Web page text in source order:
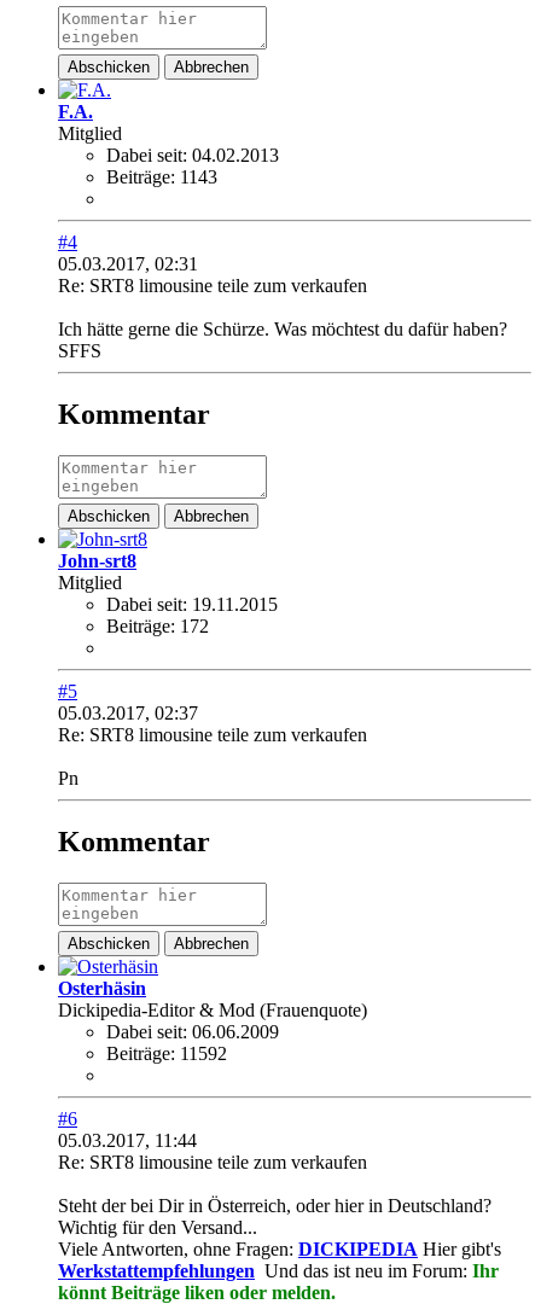
Abschicken Abbrechen
F.A.
Mitglied
Dabei seit: 04.02.2013
Beiträge: 1143
#4
05.03.2017, 02:31
Re: SRT8 limousine teile zum verkaufen
Ich hätte gerne die Schürze. Was möchtest du dafür haben?
SFFS
Kommentar
Abschicken Abbrechen
John-srt8
Mitglied
Dabei seit: 19.11.2015
Beiträge: 172
#5
05.03.2017, 02:37
Re: SRT8 limousine teile zum verkaufen
Pn
Kommentar
Abschicken Abbrechen
Osterhäsin
Dickipedia-Editor & Mod (Frauenquote)
Dabei seit: 06.06.2009
Beiträge: 11592
#6
05.03.2017, 11:44
Re: SRT8 limousine teile zum verkaufen
Steht der bei Dir in Österreich, oder hier in Deutschland?
Wichtig für den Versand...
Viele Antworten, ohne Fragen: DICKIPEDIA Hier gibt's
Werkstattempfehlungen Und das ist neu im Forum: Ihr
könnt Beiträge liken oder melden.